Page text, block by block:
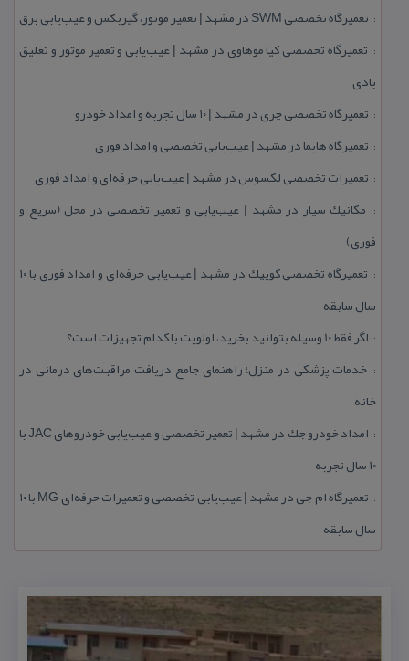
:: تعمیرگاه تخصصی SWM در مشهد | تعمیر موتور، گیربكس و عیب‌یابی برق
:: تعمیرگاه تخصصی كیا موهاوی در مشهد | عیب‌یابی و تعمیر موتور و تعلیق
بادی
:: تعمیرگاه تخصصی چری در مشهد | ۱۰ سال تجربه و امداد خودرو
:: تعمیرگاه هایما در مشهد | عیب‌یابی تخصصی و امداد فوری
:: تعمیرات تخصصی لكسوس در مشهد | عیب‌یابی حرفه‌ای و امداد فوری
:: مكانیك سیار در مشهد | عیب‌یابی و تعمیر تخصصی در محل (سریع و
فوری)
::
تعمیرگاه تخصصی كوییك در مشهد | عیب‌یابی حرفه‌ای و امداد فوری با ۱۰
سال سابقه
:: اگر فقط 10 وسیله بتوانید بخرید، اولویت با كدام تجهیزات است؟
:: خدمات پزشكی در منزل؛ راهنمای جامع دریافت مراقبت‌های درمانی در
خانه
::
امداد خودرو جك در مشهد | تعمیر تخصصی و عیب‌یابی خودروهای JAC با
۱۰ سال تجربه
::
تعمیرگاه ام جی در مشهد | عیب‌یابی تخصصی و تعمیرات حرفه‌ای MG با ۱۰
سال سابقه